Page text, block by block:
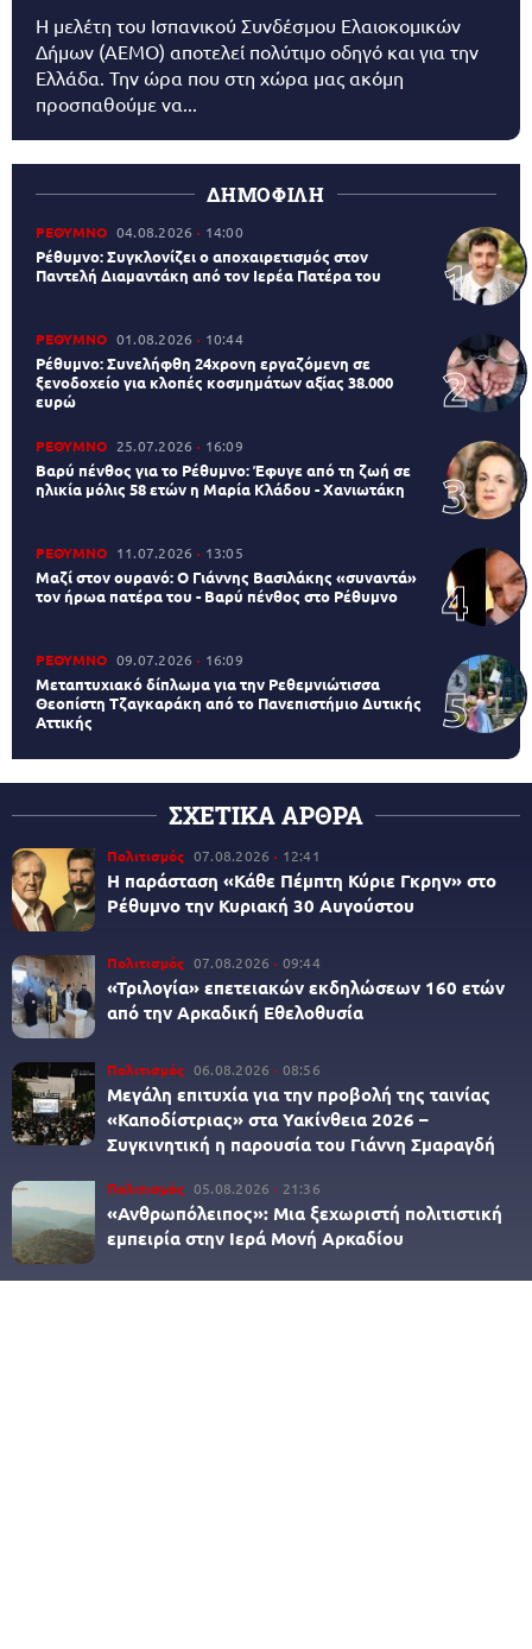
Η μελέτη του Ισπανικού Συνδέσμου Ελαιοκομικών
Δήμων (AEMO) αποτελεί πολύτιμο οδηγό και για την
Ελλάδα. Την ώρα που στη χώρα μας ακόμη
προσπαθούμε να...
ΔΗΜΟΦΙΛΗ
ΡΕΘΥΜΝΟ 04.08.2026 14:00
Ρέθυμνο: Συγκλονίζει ο αποχαιρετισμός στον
Παντελή Διαμαντάκη από τον Ιερέα Πατέρα του
ΡΕΘΥΜΝΟ 01.08.2026 10:44
Ρέθυμνο: Συνελήφθη 24χρονη εργαζόμενη σε
ξενοδοχείο για κλοπές κοσμημάτων αξίας 38.000
ευρώ
ΡΕΘΥΜΝΟ 25.07.2026 16:09
Βαρύ πένθος για το Ρέθυμνο: Έφυγε από τη ζωή σε
ηλικία μόλις 58 ετών η Μαρία Κλάδου - Χανιωτάκη
ΡΕΘΥΜΝΟ 11.07.2026 13:05
Μαζί στον ουρανό: Ο Γιάννης Βασιλάκης «συναντά»
τον ήρωα πατέρα του - Βαρύ πένθος στο Ρέθυμνο
ΡΕΘΥΜΝΟ 09.07.2026 16:09
Μεταπτυχιακό δίπλωμα για την Ρεθεμνιώτισσα
Θεοπίστη Τζαγκαράκη από το Πανεπιστήμιο Δυτικής
Αττικής
ΣΧΕΤΙΚΑ ΑΡΘΡΑ
Πολιτισμός 07.08.2026 12:41
Η παράσταση «Κάθε Πέμπτη Κύριε Γκρην» στο
Ρέθυμνο την Κυριακή 30 Αυγούστου
Πολιτισμός 07.08.2026 09:44
«Τριλογία» επετειακών εκδηλώσεων 160 ετών
από την Αρκαδική Εθελοθυσία
Πολιτισμός 06.08.2026 08:56
Μεγάλη επιτυχία για την προβολή της ταινίας
«Καποδίστριας» στα Υακίνθεια 2026 –
Συγκινητική η παρουσία του Γιάννη Σμαραγδή
Πολιτισμός 05.08.2026 21:36
«Ανθρωπόλειπος»: Μια ξεχωριστή πολιτιστική
εμπειρία στην Ιερά Μονή Αρκαδίου